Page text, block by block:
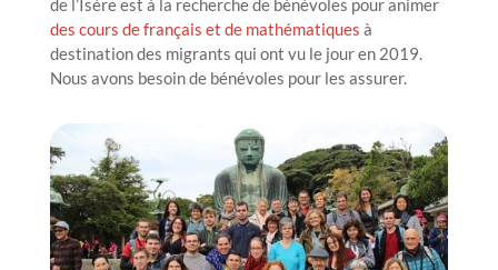
de l’Isère est à la recherche de bénévoles pour animer
des cours de français et de mathématiques à
destination des migrants qui ont vu le jour en 2019.
Nous avons besoin de bénévoles pour les assurer.